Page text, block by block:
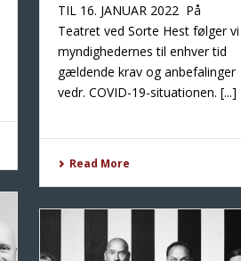
TIL 16. JANUAR 2022 På
Teatret ved Sorte Hest følger vi
myndighedernes til enhver tid
gældende krav og anbefalinger
vedr. COVID-19-situationen. [...]
Read More